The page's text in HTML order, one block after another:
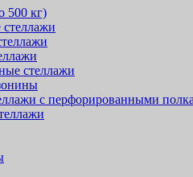
500 кг)
стеллажи
с перфорированными